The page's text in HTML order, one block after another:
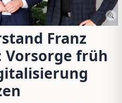
Franz
Vorsorge früh